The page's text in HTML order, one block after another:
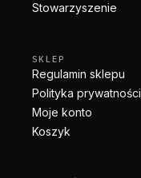
Stowarzyszenie
SKLEP
Regulamin sklepu
Polityka prywatności
Moje konto
Koszyk